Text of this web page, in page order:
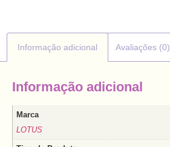
Informação adicional Avaliações (0)
Informação adicional
Marca
LOTUS